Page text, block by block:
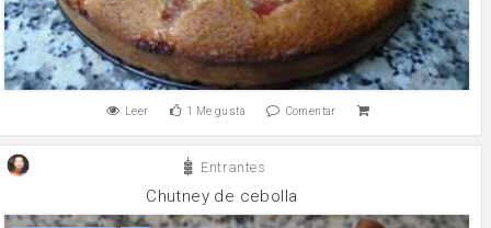
Leer 1 Me gusta Comentar
Entrantes
Chutney de cebolla